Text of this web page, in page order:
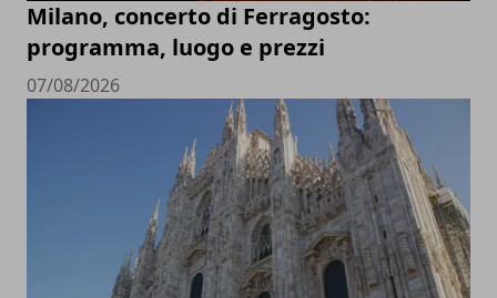
Milano, concerto di Ferragosto:
programma, luogo e prezzi
07/08/2026